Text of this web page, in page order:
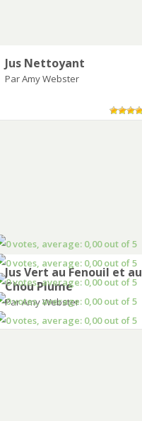
Jus Nettoyant
Par Amy Webster
Jus Vert au Fenouil et au
Chou Plume
Par Amy Webster